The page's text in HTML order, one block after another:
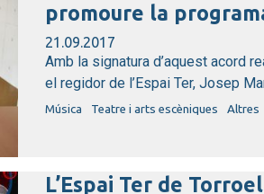
promoure la
21.09.2017
Amb la signatura d’aquest acord
el regidor de l’Espai Ter, Josep
Música Teatre i arts escèniques Altres
L’Espai Ter de